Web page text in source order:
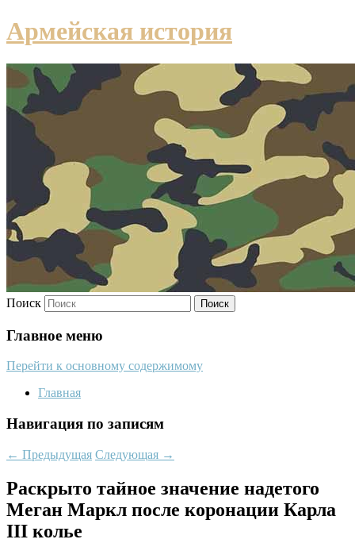
Армейская история
Поиск
Главное меню
Перейти к основному содержимому
Главная
Навигация по записям
← Предыдущая Следующая →
Раскрыто тайное значение надетого
Меган Маркл после коронации Карла
III колье